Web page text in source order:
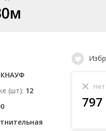
КНАУФ
(шт) 12
797